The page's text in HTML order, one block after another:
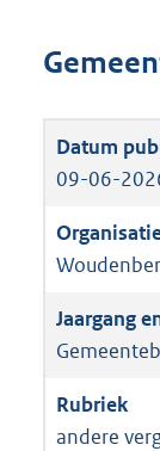
09-06-
andere